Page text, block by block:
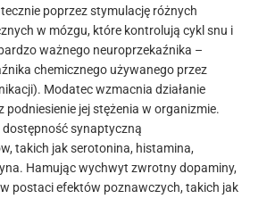
poprzez stymulację różnych
w mózgu, które kontrolują cykl snu i
ważnego neuroprzekaźnika –
chemicznego używanego przez
Modatec wzmacnia działanie
podniesienie jej stężenia w organizmie.
synaptyczną
takich jak serotonina, histamina,
Hamując wychwyt zwrotny dopaminy,
postaci efektów poznawczych, takich jak